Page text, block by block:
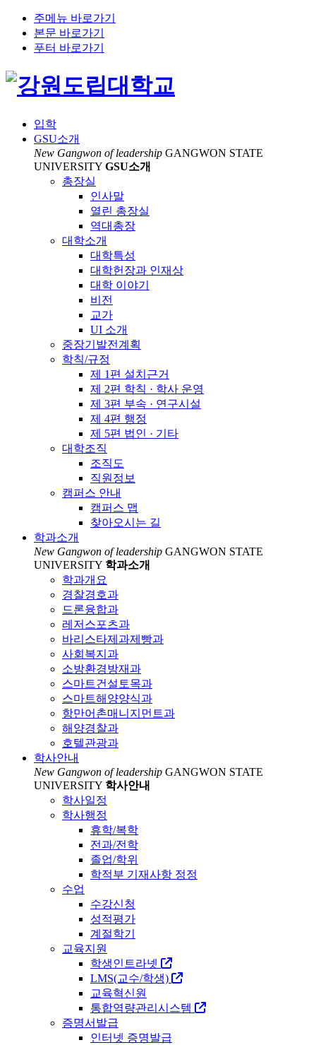
주메뉴 바로가기
본문 바로가기
푸터 바로가기
입학
GSU소개
New Gangwon of leadership GANGWON STATE
UNIVERSITY GSU소개
총장실
인사말
열린 총장실
역대총장
대학소개
대학특성
대학헌장과 인재상
대학 이야기
비전
교가
UI 소개
중장기발전계획
학칙/규정
제 1편 설치근거
제 2편 학칙 · 학사 운영
제 3편 부속 · 연구시설
제 4편 행정
제 5편 법인 · 기타
대학조직
조직도
직원정보
캠퍼스 안내
캠퍼스 맵
찾아오시는 길
학과소개
New Gangwon of leadership GANGWON STATE
UNIVERSITY 학과소개
학과개요
경찰경호과
드론융합과
레저스포츠과
바리스타제과제빵과
사회복지과
소방환경방재과
스마트건설토목과
스마트해양양식과
항만어촌매니지먼트과
해양경찰과
호텔관광과
학사안내
New Gangwon of leadership GANGWON STATE
UNIVERSITY 학사안내
학사일정
학사행정
휴학/복학
전과/전학
졸업/학위
학적부 기재사항 정정
수업
수강신청
성적평가
계절학기
교육지원
학생인트라넷
LMS(교수/학생)
교육혁신원
통합역량관리시스템
증명서발급
인터넷 증명발급
모바일 세로모드로 사용해주세요